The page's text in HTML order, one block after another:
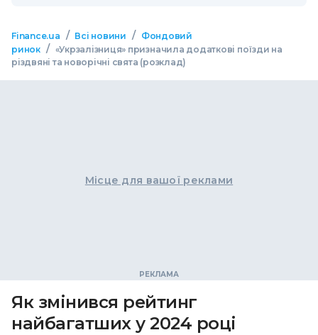
Finance.ua / Всі новини /
Фондовий
ринок / «Укрзалізниця» призначила додаткові поїзди на
різдвяні та новорічні свята (розклад)
Місце для вашої реклами
Як змінився рейтинг
найбагатших у 2024 році